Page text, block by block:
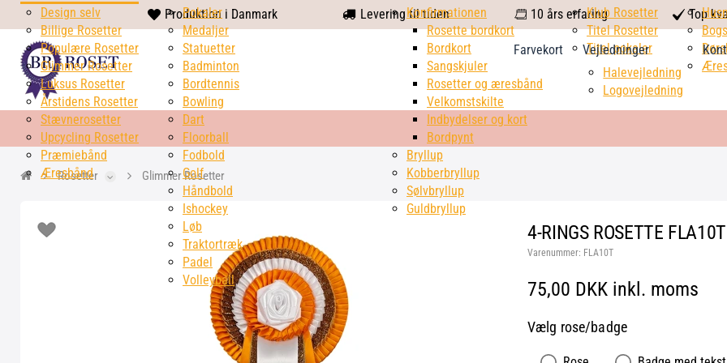
heart
solid
Produktion i Danmark Levering til tiden calendar
10 års erfaring
check
mark
Top
Farvekort
Vejledninger
Halevejledning
Logovejledning
Design selv
Billige Rosetter
Populære Rosetter
Glimmer Rosetter
Luksus Rosetter
Årstidens Rosetter
Stævnerosetter
Upcycling Rosetter
Præmiebånd
Æresbånd
Pokaler
Medaljer
Statuetter
Badminton
Bordtennis
Bowling
Dart
Floorball
Fodbold
Golf
Håndbold
Ishockey
Løb
Traktortræk
Padel
Volleyball
Konfirmationen
Rosette bordkort
Bordkort
Sangskjuler
Rosetter og æresbånd
Velkomstskilte
Indbydelser og kort
Bordpynt
Bryllup
Kobberbryllup
Sølvbryllup
Guldbryllup
Klub Rosetter
Titel Rosetter
Titel pokaler
Rosetter Glimmer Rosetter
4-RINGS ROSETTE
Varenummer: FLA10T
75,00 DKK inkl. moms
Vælg rose/badge